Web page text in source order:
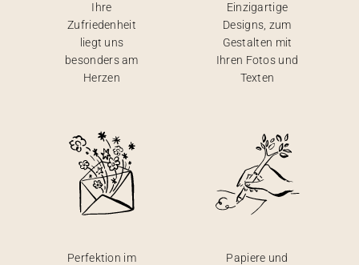
Ihre
Zufriedenheit
liegt uns
besonders am
Herzen
Einzigartige
Designs, zum
Gestalten mit
Ihren Fotos und
Texten
Perfektion im
Papiere und